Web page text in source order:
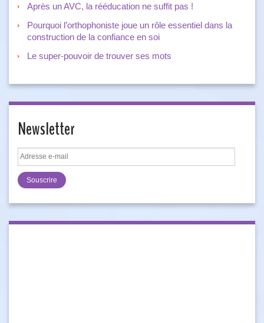
Après un AVC, la rééducation ne suffit pas !
Pourquoi l’orthophoniste joue un rôle essentiel dans la
construction de la confiance en soi
Le super-pouvoir de trouver ses mots
Newsletter
Adresse
e-
mail